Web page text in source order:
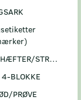
FRIMÆRKEHÆFTER/STRIBER
BLOKKE
PRØVE